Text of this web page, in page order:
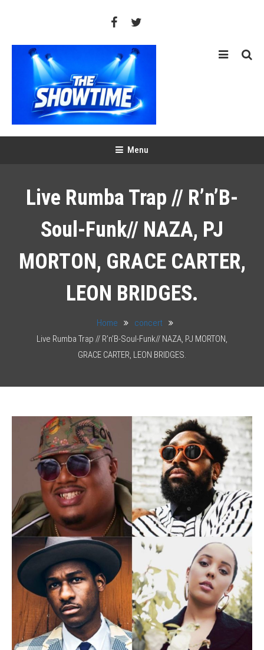
Menu
Live Rumba Trap // R’n’B-
Soul-Funk// NAZA, PJ
MORTON, GRACE CARTER,
LEON BRIDGES.
Home
concert
Live Rumba Trap // R’n’B-Soul-Funk// NAZA, PJ MORTON,
GRACE CARTER, LEON BRIDGES.